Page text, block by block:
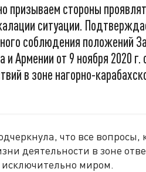
призываем стороны
ситуации.
соблюдения положений
Армении от 9 ноября 2020
в зоне нагорно-
что все вопросы,
деятельности в зоне
миром.